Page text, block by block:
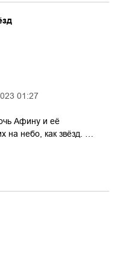
01:27
Афину и её
на небо, как звёзд. …